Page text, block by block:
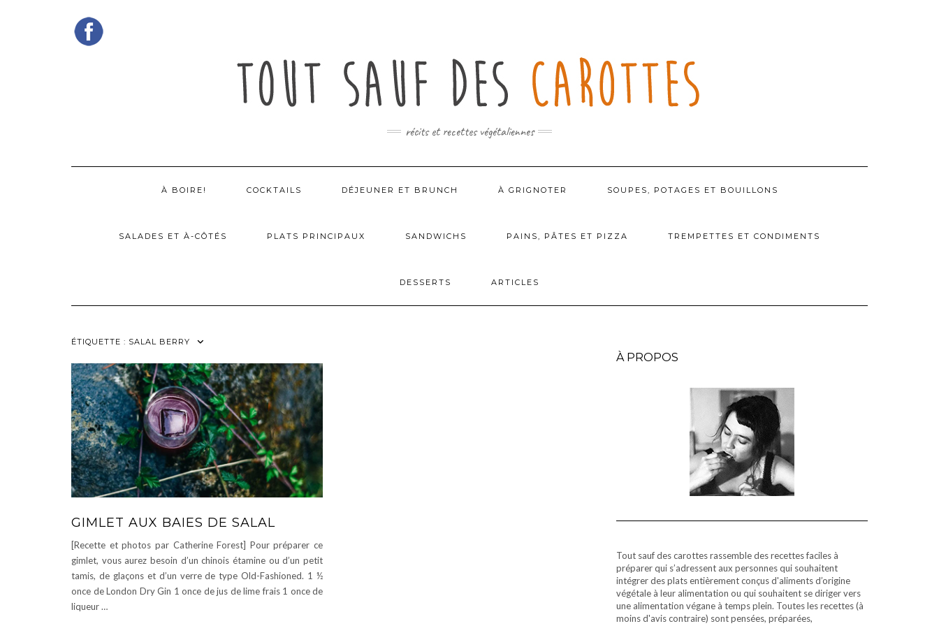
récits et recettes végétaliennes
À BOIRE! COCKTAILS DÉJEUNER ET BRUNCH À GRIGNOTER SOUPES, POTAGES ET BOUILLONS
SALADES ET À-CÔTÉS PLATS PRINCIPAUX SANDWICHS PAINS, PÂTES ET PIZZA TREMPETTES ET CONDIMENTS
DESSERTS ARTICLES
ÉTIQUETTE : SALAL BERRY
GIMLET AUX BAIES DE SALAL
[Recette et photos par Catherine Forest] Pour préparer ce
gimlet, vous aurez besoin d’un chinois étamine ou d’un petit
tamis, de glaçons et d’un verre de type Old-Fashioned. 1 ½
once de London Dry Gin 1 once de jus de lime frais 1 once de
liqueur …
À PROPOS
Tout sauf des carottes rassemble des recettes faciles à
préparer qui s’adressent aux personnes qui souhaitent
intégrer des plats entièrement conçus d'aliments d’origine
végétale à leur alimentation ou qui souhaitent se diriger vers
une alimentation végane à temps plein. Toutes les recettes (à
moins d'avis contraire) sont pensées, préparées,